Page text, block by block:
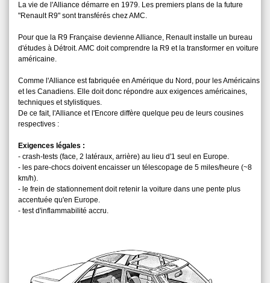
La vie de l'Alliance démarre en 1979. Les premiers plans de la future
"Renault R9" sont transférés chez AMC.
Pour que la R9 Française devienne Alliance, Renault installe un bureau
d'études à Détroit. AMC doit comprendre la R9 et la transformer en voiture
américaine.
Comme l'Alliance est fabriquée en Amérique du Nord, pour les Américains
et les Canadiens. Elle doit donc répondre aux exigences américaines,
techniques et stylistiques.
De ce fait, l'Alliance et l'Encore diffère quelque peu de leurs cousines
respectives :
Exigences légales :
- crash-tests (face, 2 latéraux, arrière) au lieu d'1 seul en Europe.
- les pare-chocs doivent encaisser un télescopage de 5 miles/heure (~8
km/h).
- le frein de stationnement doit retenir la voiture dans une pente plus
accentuée qu'en Europe.
- test d'inflammabilité accru.